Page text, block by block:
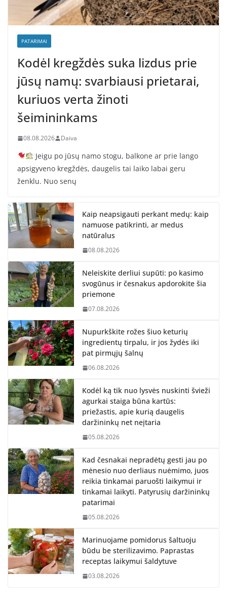
PATARIMAI
Kodėl kregždės suka lizdus prie
jūsų namų: svarbiausi prietarai,
kuriuos verta žinoti
šeimininkams
08.08.2026 Daiva
Jeigu po jūsų namo stogu, balkone ar prie lango
apsigyveno kregždės, daugelis tai laiko labai geru
ženklu. Nuo senų
Kaip neapsigauti perkant medų: kaip
namuose patikrinti, ar medus
natūralus
08.08.2026
Neleiskite derliui supūti: po kasimo
svogūnus ir česnakus apdorokite šia
priemone
07.08.2026
Nupurkškite rožes šiuo keturių
ingredientų tirpalu, ir jos žydės iki
pat pirmųjų šalnų
06.08.2026
Kodėl ką tik nuo lysvės nuskinti švieži
agurkai staiga būna kartūs:
priežastis, apie kurią daugelis
daržininkų net neįtaria
05.08.2026
Kad česnakai nepradėtų gesti jau po
mėnesio nuo derliaus nuėmimo, juos
reikia tinkamai paruošti laikymui ir
tinkamai laikyti. Patyrusių daržininkų
patarimai
05.08.2026
Marinuojame pomidorus šaltuoju
būdu be sterilizavimo. Paprastas
receptas laikymui šaldytuve
03.08.2026